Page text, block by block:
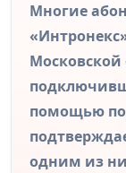
Многие
Московской
помощью
одним из